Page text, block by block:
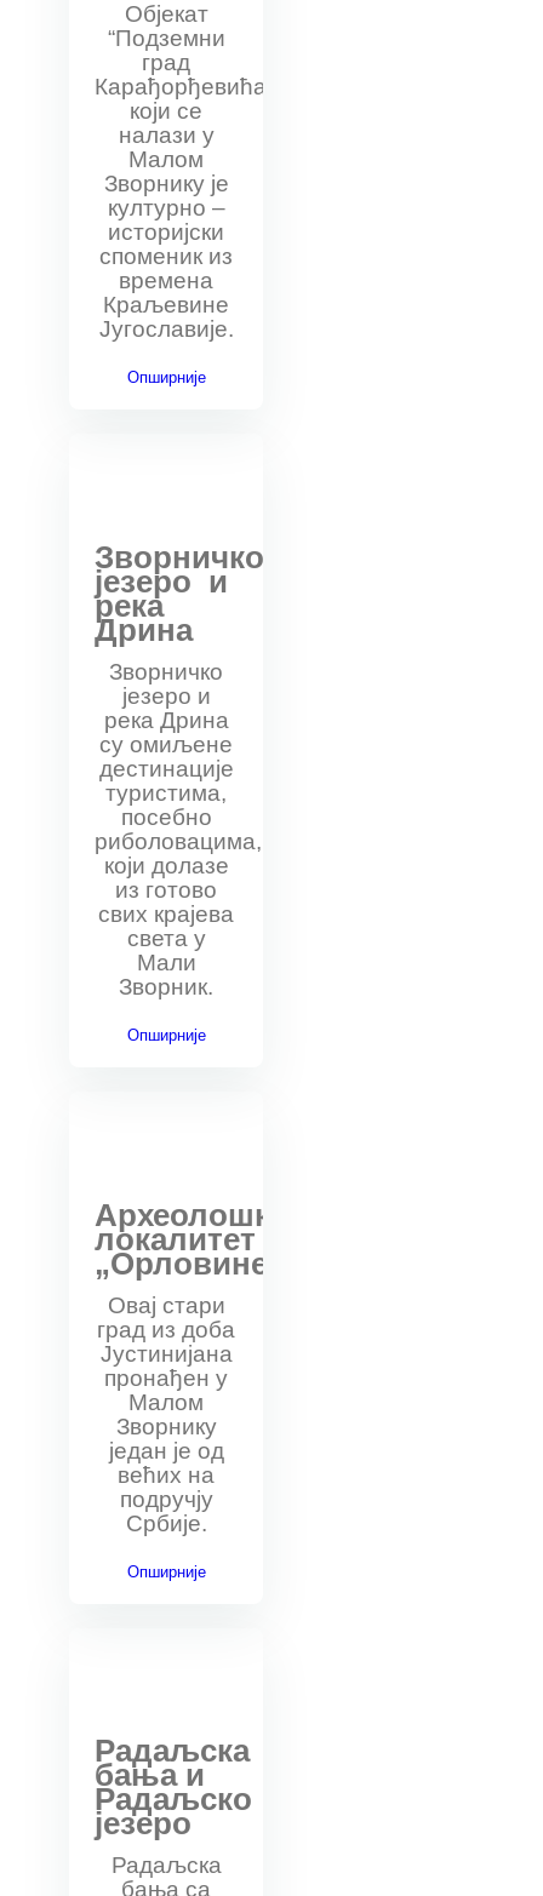
Објекат
“Подземни
град
Карађорђевића”
који се
налази у
Малом
Зворнику је
културно –
историјски
споменик из
времена
Краљевине
Југославије.
Опширније
Зворничко
језеро и
река
Дрина
Зворничко
језеро и
река Дрина
су омиљене
дестинације
туристима,
посебно
риболовацима,
који долазе
из готово
свих крајева
света у
Мали
Зворник.
Опширније
Археолошки
локалитет
„Орловине“
Овај стари
град из доба
Јустинијана
пронађен у
Малом
Зворнику
један је од
већих на
подручју
Србије.
Опширније
Радаљска
бања и
Радаљско
језеро
Радаљска
бања са